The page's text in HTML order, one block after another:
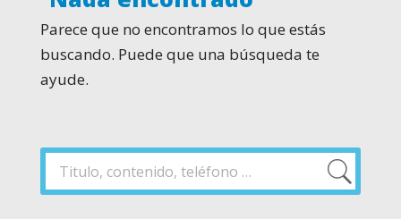
Parece que no encontramos lo que estás
buscando. Puede que una búsqueda te
ayude.
Buscar
Buscar